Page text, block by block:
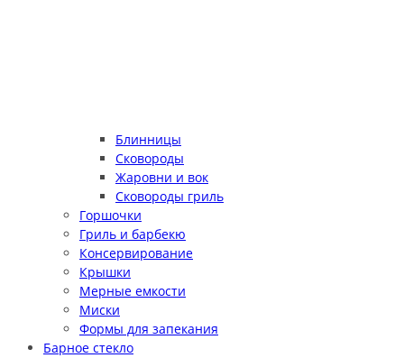
Блинницы
Сковороды
Жаровни и вок
Сковороды гриль
Горшочки
Гриль и барбекю
Консервирование
Крышки
Мерные емкости
Миски
Формы для запекания
Барное стекло